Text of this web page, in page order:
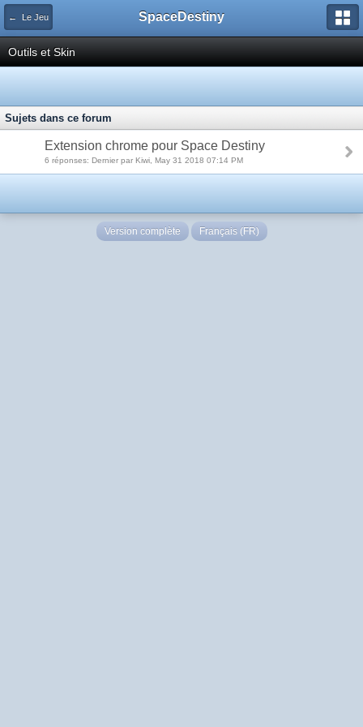
← Le Jeu SpaceDestiny
Outils et Skin
Sujets dans ce forum
Extension chrome pour Space Destiny
6 réponses: Dernier par Kiwi, May 31 2018 07:14 PM
Version complète Français (FR)